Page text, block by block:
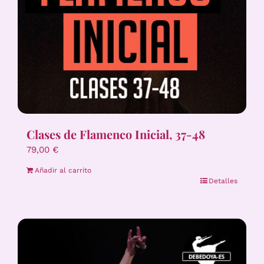
Clases de Flamenco Inicial, 37-48
79,00 €
Añadir al carrito
Detalles